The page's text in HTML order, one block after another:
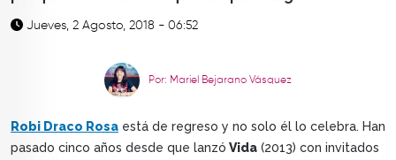
Jueves, 2 Agosto, 2018 - 06:52
Por: Mariel Bejarano Vásquez
Robi Draco Rosa está de regreso y no solo él lo celebra. Han
pasado cinco años desde que lanzó Vida (2013) con invitados